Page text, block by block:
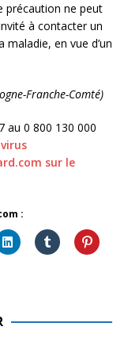
précaution ne peut
à contacter un
en vue d’un
Franche-Comté)
au 0 800 130 000
sur le
: